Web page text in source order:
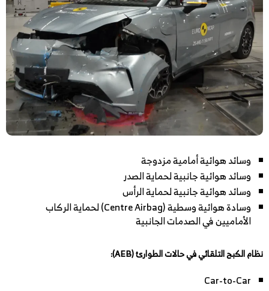
وسائد هوائية أمامية مزدوجة
وسائد هوائية جانبية لحماية الصدر
وسائد هوائية جانبية لحماية الرأس
وسادة هوائية وسطية (Centre Airbag) لحماية الركاب
الأماميين في الصدمات الجانبية
نظام الكبح التلقائي في حالات الطوارئ (AEB):
Car-to-Car